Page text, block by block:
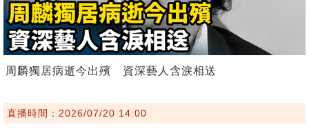
周麟獨居病逝今出殯 資深藝人含淚相送
直播時間：2026/07/20 14:00